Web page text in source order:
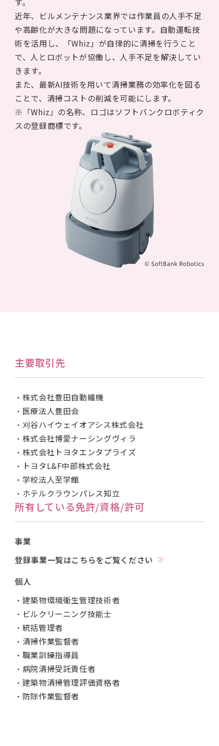
近年、ビルメンテナンス業界では作業員の人手不足
や高齢化が大きな問題になっています。自動運転技
術を活用し、「Whiz」が自律的に清掃を行うこと
で、人とロボットが協働し、人手不足を解決してい
きます。
また、最新AI技術を用いて清掃業務の効率化を図る
ことで、清掃コストの削減を可能にします。
※「Whiz」の名称、ロゴはソフトバンクロボティク
スの登録商標です。
主要取引先
・株式会社豊田自動織機
・医療法人豊田会
・刈谷ハイウェイオアシス株式会社
・株式会社博愛ナーシングヴィラ
・株式会社トヨタエンタプライズ
・トヨタL&F中部株式会社
・学校法人至学館
・ホテルクラウンパレス知立
所有している免許/資格/許可
事業
登録事業一覧はこちらをご覧ください
個人
・建築物環境衛生管理技術者
・ビルクリーニング技能士
・統括管理者
・清掃作業監督者
・職業訓練指導員
・病院清掃受託責任者
・建築物清掃管理評価資格者
・防除作業監督者